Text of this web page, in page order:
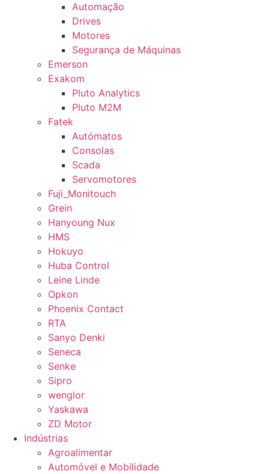
Automação
Drives
Motores
Segurança de Máquinas
Emerson
Exakom
Pluto Analytics
Pluto M2M
Fatek
Autómatos
Consolas
Scada
Servomotores
Fuji_Monitouch
Grein
Hanyoung Nux
HMS
Hokuyo
Huba Control
Leine Linde
Opkon
Phoenix Contact
RTA
Sanyo Denki
Seneca
Senke
Sipro
wenglor
Yaskawa
ZD Motor
Indústrias
Agroalimentar
Automóvel e Mobilidade